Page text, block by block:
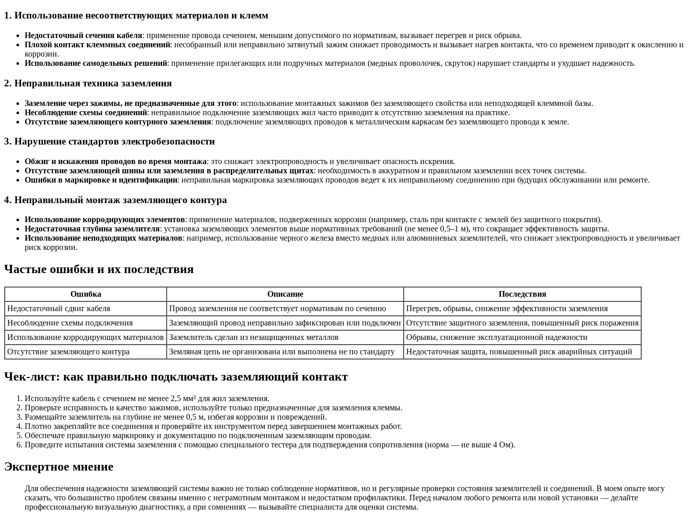
1. Использование несоответствующих материалов и клемм
Недостаточный сечения кабеля: применение провода сечением, меньшим допустимого по нормативам, вызывает перегрев и риск обрыва.
Плохой контакт клеммных соединений: несобранный или неправильно затянутый зажим снижает проводимость и вызывает нагрев контакта, что со временем приводит к окислению и
коррозии.
Использование самодельных решений: применение прилегающих или подручных материалов (медных проволочек, скруток) нарушает стандарты и ухудшает надежность.
2. Неправильная техника заземления
Заземление через зажимы, не предназначенные для этого: использование монтажных зажимов без заземляющего свойства или неподходящей клеммной базы.
Несоблюдение схемы соединений: неправильное подключение заземляющих жил часто приводит к отсутствию заземления на практике.
Отсутствие заземляющего контурного заземления: подключение заземляющих проводов к металлическим каркасам без заземляющего провода к земле.
3. Нарушение стандартов электробезопасности
Обжиг и искажения проводов во время монтажа: это снижает электропроводность и увеличивает опасность искрения.
Отсутствие заземляющей шины или заземления в распределительных щитах: необходимость в аккуратном и правильном заземлении всех точек системы.
Ошибки в маркировке и идентификации: неправильная маркировка заземляющих проводов ведет к их неправильному соединению при будущих обслуживании или ремонте.
4. Неправильный монтаж заземляющего контура
Использование корродирующих элементов: применение материалов, подверженных коррозии (например, сталь при контакте с землей без защитного покрытия).
Недостаточная глубина заземлителя: установка заземляющих элементов выше нормативных требований (не менее 0,5–1 м), что сокращает эффективность защиты.
Использование неподходящих материалов: например, использование черного железа вместо медных или алюминиевых заземлителей, что снижает электропроводность и увеличивает
риск коррозии.
Частые ошибки и их последствия
Ошибка Описание
Последствия
Недостаточный сдвиг кабеля
Провод заземления не соответствует нормативам по сечению
Перегрев, обрывы, снижение эффективности заземления
Несоблюдение схемы подключения
Заземляющий провод неправильно зафиксирован или подключен
Отсутствие защитного заземления, повышенный риск поражения
Использование корродирующих материалов
Заземлитель сделан из незащищенных металлов
Обрывы, снижение эксплуатационной надежности
Отсутствие заземляющего контура
Земляная цепь не организована или выполнена не по стандарту Недостаточная защита, повышенный риск аварийных ситуаций
Чек-лист: как правильно подключать заземляющий контакт
Используйте кабель с сечением не менее 2,5 мм² для жил заземления.
Проверьте исправность и качество зажимов, используйте только предназначенные для заземления клеммы.
Размещайте заземлитель на глубине не менее 0,5 м, избегая коррозии и повреждений.
Плотно закрепляйте все соединения и проверяйте их инструментом перед завершением монтажных работ.
Обеспечьте правильную маркировку и документацию по подключенным заземляющим проводам.
Проведите испытания системы заземления с помощью специального тестера для подтверждения сопротивления (норма — не выше 4 Ом).
Экспертное мнение
Для обеспечения надежности заземляющей системы важно не только соблюдение нормативов, но и регулярные проверки состояния заземлителей и соединений. В моем опыте могу
сказать, что большинство проблем связаны именно с неграмотным монтажом и недостатком профилактики. Перед началом любого ремонта или новой установки — делайте
профессиональную визуальную диагностику, а при сомнениях — вызывайте специалиста для оценки системы.